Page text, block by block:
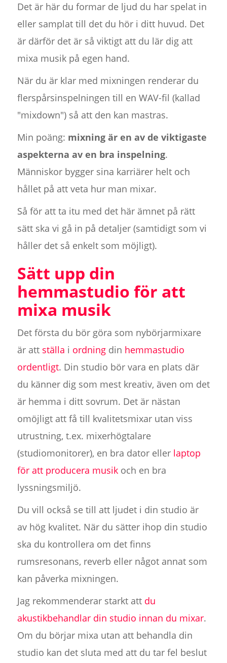
Det är här du formar de ljud du har spelat in
eller samplat till det du hör i ditt huvud. Det
är därför det är så viktigt att du lär dig att
mixa musik på egen hand.
När du är klar med mixningen renderar du
flerspårsinspelningen till en WAV-fil (kallad
"mixdown") så att den kan mastras.
Min poäng: mixning är en av de viktigaste
aspekterna av en bra inspelning.
Människor bygger sina karriärer helt och
hållet på att veta hur man mixar.
Så för att ta itu med det här ämnet på rätt
sätt ska vi gå in på detaljer (samtidigt som vi
håller det så enkelt som möjligt).
Sätt upp din
hemmastudio för att
mixa musik
Det första du bör göra som nybörjarmixare
är att ställa i ordningdin hemmastudio
ordentligt. Din studio bör vara en plats där
du känner dig som mest kreativ, även om det
är hemma i ditt sovrum. Det är nästan
omöjligt att få till kvalitetsmixar utan viss
utrustning, t.ex. mixerhögtalare
(studiomonitorer), en bra dator eller laptop
för att producera musikoch en bra
lyssningsmiljö.
Du vill också se till att ljudet i din studio är
av hög kvalitet. När du sätter ihop din studio
ska du kontrollera om det finns
rumsresonans, reverb eller något annat som
kan påverka mixningen.
Jag rekommenderar starkt att du
akustikbehandlar din studio innan du mixar.
Om du börjar mixa utan att behandla din
studio kan det sluta med att du tar fel beslut